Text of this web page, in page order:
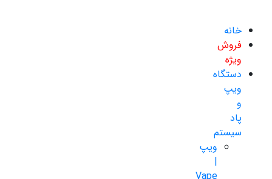
خانه
فروش
ویژه
دستگاه
ویپ
و
پاد
سیستم
ویپ
|